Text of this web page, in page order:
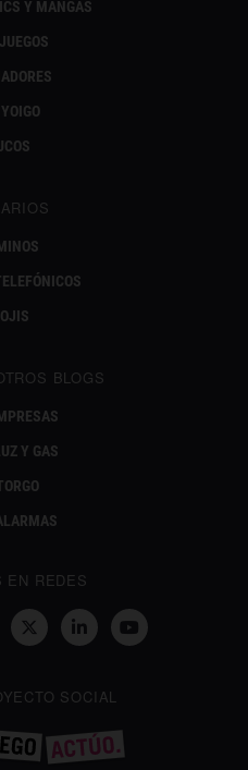
Y MANGAS
BLOGS
Y GAS
EN REDES
SOCIAL